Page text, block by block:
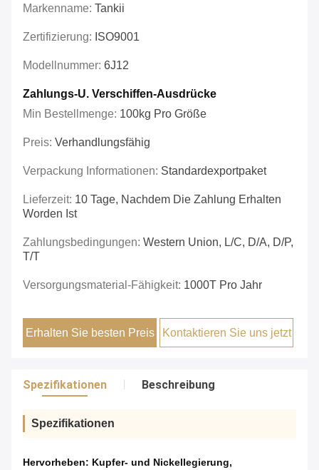
Markenname: Tankii
Zertifizierung: ISO9001
Modellnummer: 6J12
Zahlungs-U. Verschiffen-Ausdrücke
Min Bestellmenge: 100kg Pro Größe
Preis: Verhandlungsfähig
Verpackung Informationen: Standardexportpaket
Lieferzeit: 10 Tage, Nachdem Die Zahlung Erhalten
Worden Ist
Zahlungsbedingungen: Western Union, L/C, D/A, D/P,
T/T
Versorgungsmaterial-Fähigkeit: 1000T Pro Jahr
Erhalten Sie besten Preis Kontaktieren Sie uns jetzt
Spezifikationen Beschreibung
Spezifikationen
Hervorheben: Kupfer- und Nickellegierung,